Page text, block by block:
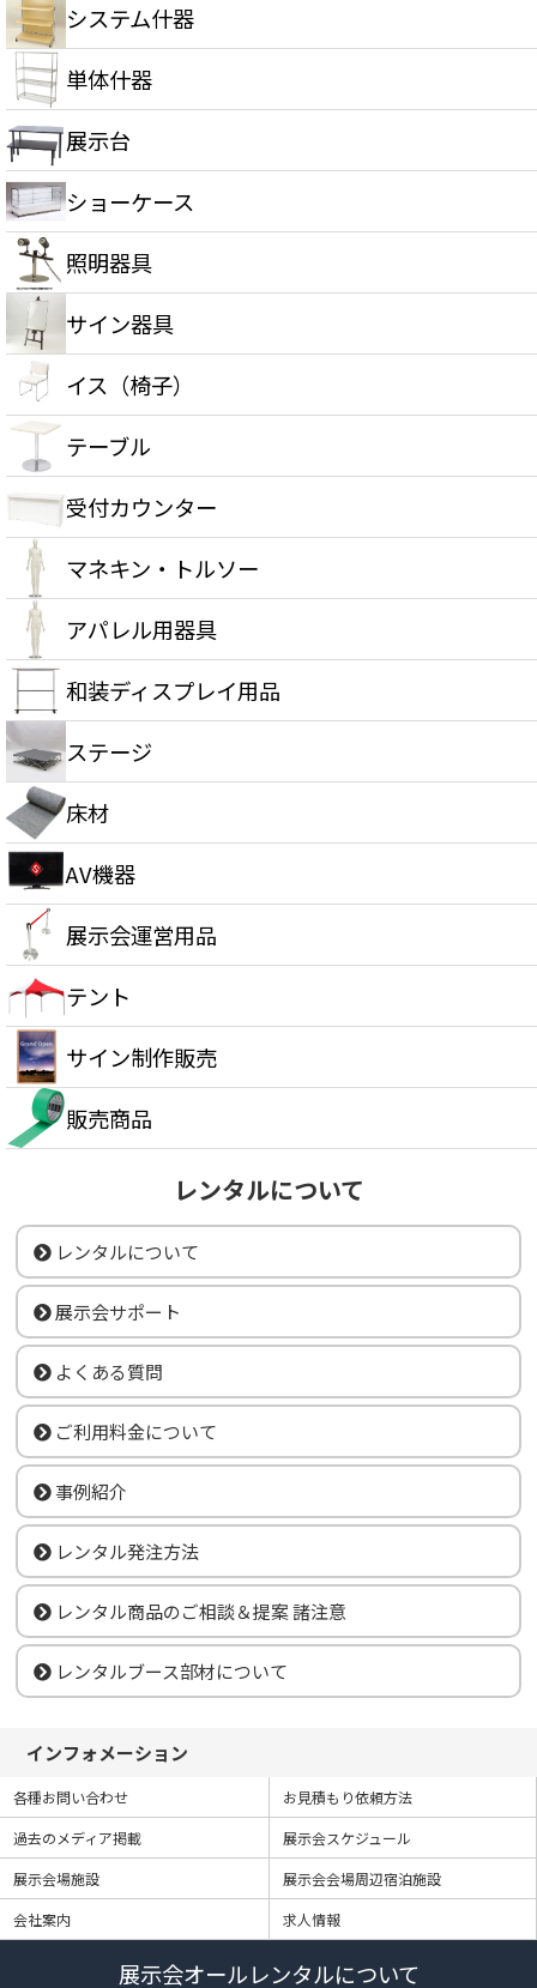
システム什器
単体什器
展示台
ショーケース
照明器具
サイン器具
イス（椅子）
テーブル
受付カウンター
マネキン・トルソー
アパレル用器具
和装ディスプレイ用品
ステージ
床材
AV機器
展示会運営用品
テント
サイン制作販売
販売商品
レンタルについて
レンタルについて
展示会サポート
よくある質問
ご利用料金について
事例紹介
レンタル発注方法
レンタル商品のご相談＆提案 諸注意
レンタルブース部材について
インフォメーション
各種お問い合わせ
お見積もり依頼方法
過去のメディア掲載
展示会スケジュール
展示会場施設
展示会会場周辺宿泊施設
会社案内
求人情報
展示会オールレンタルについて